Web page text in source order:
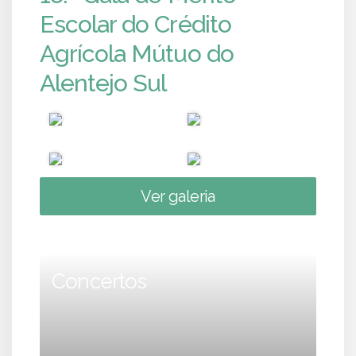
Escolar do Crédito
Agrícola Mútuo do
Alentejo Sul
Ver galeria
Concertos